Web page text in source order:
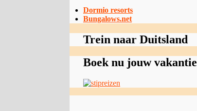
Dormio resorts
Bungalows.net
Trein naar Duitsland
Boek nu jouw vakantie